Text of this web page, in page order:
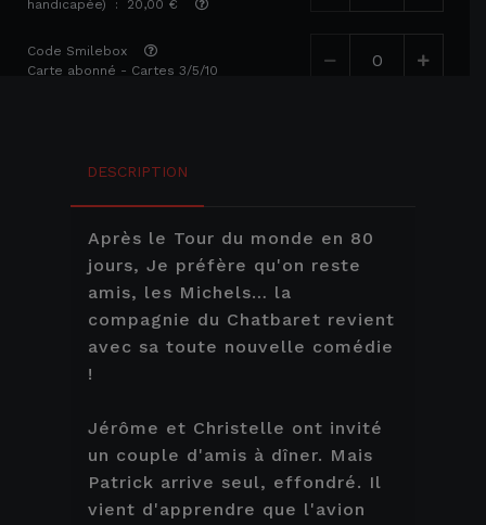
handicapée) : 20,00 €
Code Smilebox
Carte abonné - Cartes 3/5/10
Places disponibles
samedi 1 mai 2027à21:00
THÉÂTRE À L’OUEST DE CAEN
étudiant/chômeur/personne
handicapée) : 20,00 €
DESCRIPTION
Après le Tour du monde en 80
jours, Je préfère qu'on reste
amis, les Michels… la
compagnie du Chatbaret revient
avec sa toute nouvelle comédie
!
Jérôme et Christelle ont invité
un couple d'amis à dîner. Mais
Patrick arrive seul, effondré. Il
vient d'apprendre que l'avion